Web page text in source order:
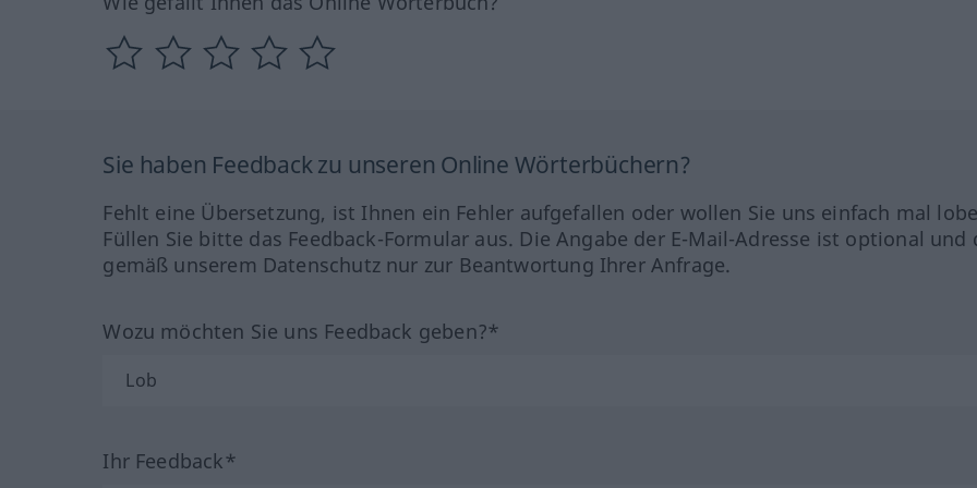
Sie haben Feedback zu unseren Online Wörterbüchern?
Fehlt eine Übersetzung, ist Ihnen ein Fehler aufgefallen oder wollen Sie uns einfach mal
Füllen Sie bitte das Feedback-Formular aus. Die Angabe der E-Mail-Adresse ist optional und
gemäß unserem Datenschutz nur zur Beantwortung Ihrer Anfrage.
Wozu möchten Sie uns Feedback geben?*
Ihr Feedback*